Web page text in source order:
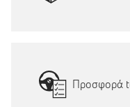
Προσφορά